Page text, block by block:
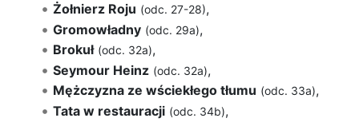
Żołnierz Roju (odc. 27-28),
Gromowładny (odc. 29a),
Brokuł (odc. 32a),
Seymour Heinz (odc. 32a),
Mężczyzna ze wściekłego tłumu (odc. 33a),
Tata w restauracji (odc. 34b),